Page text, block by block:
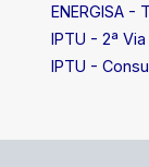
ENERGISA -
IPTU - 2ª Via
IPTU -